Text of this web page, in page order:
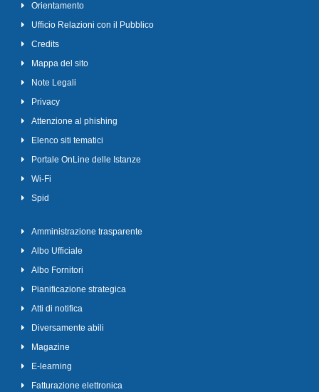
Orientamento
Ufficio Relazioni con il Pubblico
Credits
Mappa del sito
Note Legali
Privacy
Attenzione al phishing
Elenco siti tematici
Portale OnLine delle Istanze
Wi-Fi
Spid
Amministrazione trasparente
Albo Ufficiale
Albo Fornitori
Pianificazione strategica
Atti di notifica
Diversamente abili
Magazine
E-learning
Fatturazione elettronica